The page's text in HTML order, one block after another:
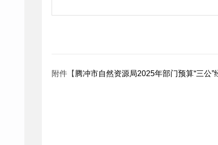
附件【 腾冲市自然资源局2025年部门预算“三公”